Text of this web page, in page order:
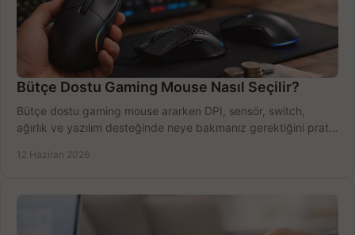
Bütçe Dostu Gaming Mouse Nasıl Seçilir?
Bütçe dostu gaming mouse ararken DPI, sensör, switch,
ağırlık ve yazılım desteğinde neye bakmanız gerektiğini pratik
12 Haziran 2026